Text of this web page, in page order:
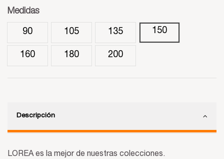
Medidas
90 105 135 150
160 180 200
Descripción
LOREA es la mejor de nuestras colecciones.